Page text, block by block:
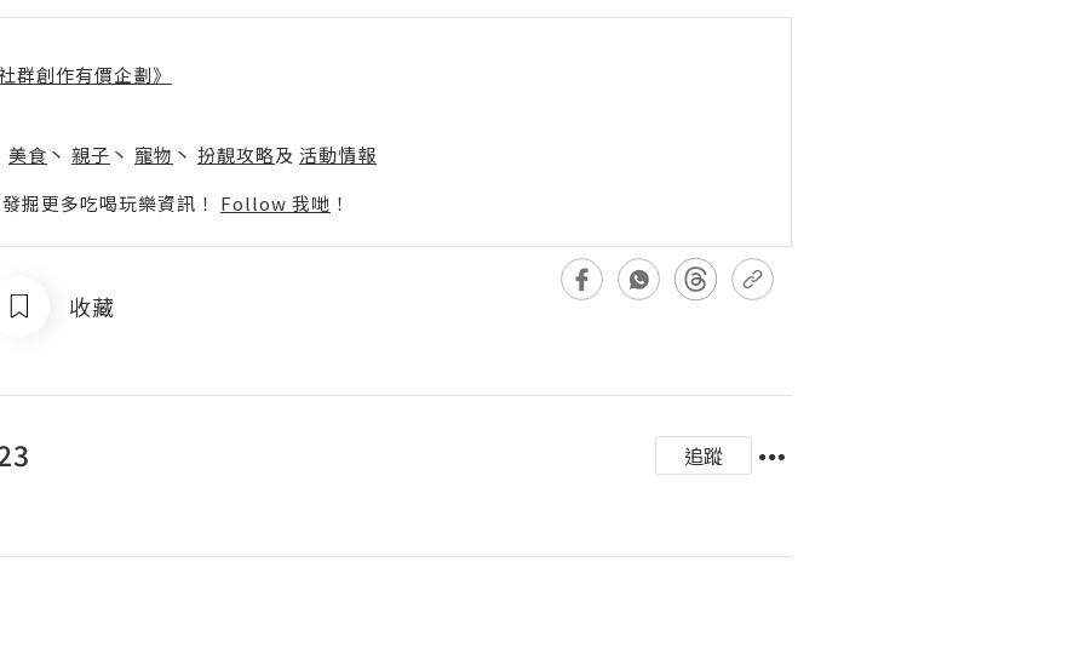
群創作有價企劃》
美食 丶 親子 丶 寵物 丶 扮靚攻略及 活動情報
掘更多吃喝玩樂資訊！ Follow 我哋 ！
收藏
追蹤